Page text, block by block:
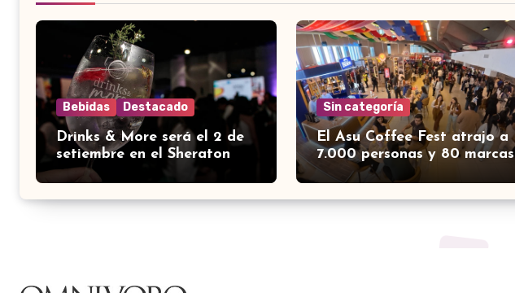
Bebidas Destacado
Drinks & More será el 2 de
setiembre en el Sheraton
Sin categoría
El Asu Coffee Fest atrajo a
7.000 personas y 80 marcas